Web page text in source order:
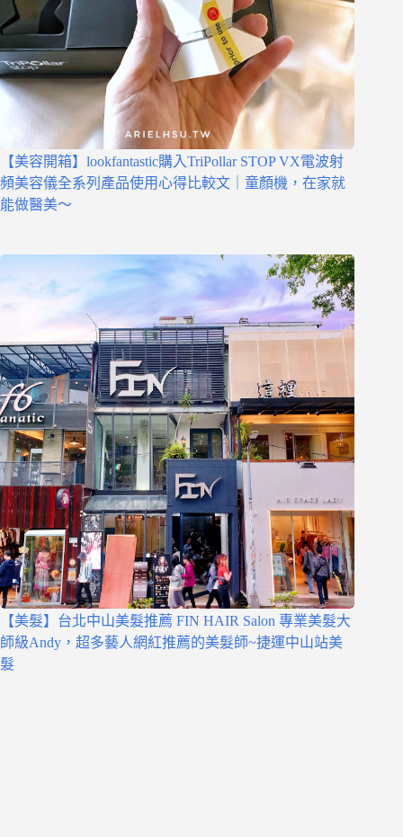
【美容開箱】lookfantastic購入TriPollar STOP VX電波射
頻美容儀全系列產品使用心得比較文｜童顏機，在家就
能做醫美～
【美髮】台北中山美髮推薦 FIN HAIR Salon 專業美髮大
師級Andy，超多藝人網紅推薦的美髮師~捷運中山站美
髮